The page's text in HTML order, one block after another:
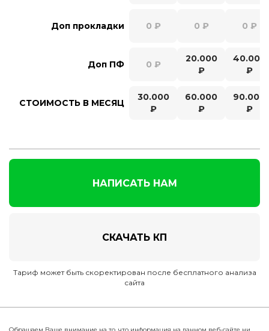
Доп прокладки 0 ₽ 0 ₽ 0 ₽
Доп ПФ 0 ₽
20.000
₽
40.000
₽
СТОИМОСТЬ В МЕСЯЦ
30.000
₽
60.000
₽
90.000
₽
НАПИСАТЬ НАМ
СКАЧАТЬ КП
Тариф может быть скоректирован после бесплатного анализа
сайта